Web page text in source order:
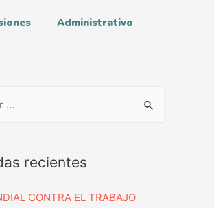
Administrativo
recientes
CONTRA EL TRABAJO